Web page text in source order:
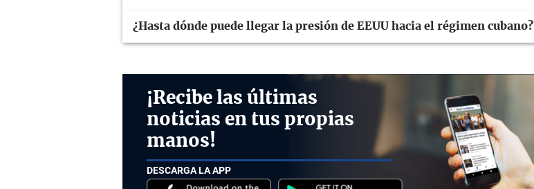
¿Hasta dónde puede llegar la presión de EEUU hacia el régimen cubano?
¡Recibe las últimas
noticias en tus propias
manos!
DESCARGA LA APP